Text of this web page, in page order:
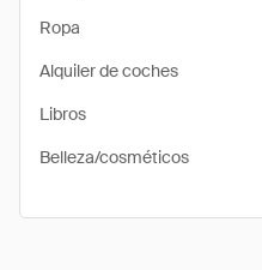
Ropa
Alquiler de coches
Libros
Belleza/cosméticos